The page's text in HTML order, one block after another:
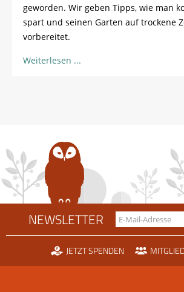
geworden. Wir geben Tipps, wie man
spart und seinen Garten auf trockene
vorbereitet.
Weiterlesen
NEWSLETTER
JETZT SPENDEN